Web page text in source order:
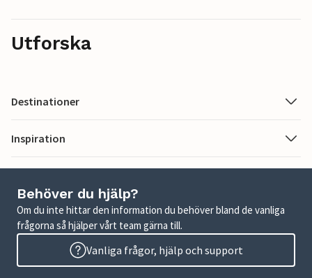
Utforska
Destinationer
Inspiration
Behöver du hjälp?
Om du inte hittar den information du behöver bland de vanliga
frågorna så hjälper vårt team gärna till.
Vanliga frågor, hjälp och support